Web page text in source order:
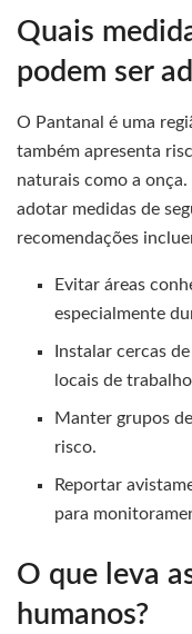
Quais
podem ser
O Pantanal é uma
também apresenta
naturais como a onça.
adotar medidas de
recomendações
Evitar áreas
especialmente
Instalar cercas
locais de
Manter grupos
risco.
Reportar
para
O que leva
humanos?